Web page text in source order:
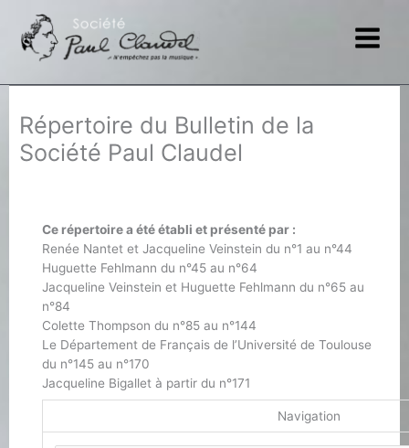
contenu
Répertoire du Bulletin de la
Société Paul Claudel
Ce répertoire a été établi et présenté par :
Renée Nantet et Jacqueline Veinstein du n°1 au n°44
Huguette Fehlmann du n°45 au n°64
Jacqueline Veinstein et Huguette Fehlmann du n°65 au
n°84
Colette Thompson du n°85 au n°144
Le Département de Français de l’Université de Toulouse
du n°145 au n°170
Jacqueline Bigallet à partir du n°171
Navigation